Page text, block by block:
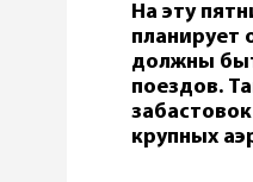
На эту
планирует
должны
поездов.
крупных